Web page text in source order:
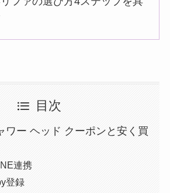
目次
ワー ヘッド クーポンと安く買
連携
登録